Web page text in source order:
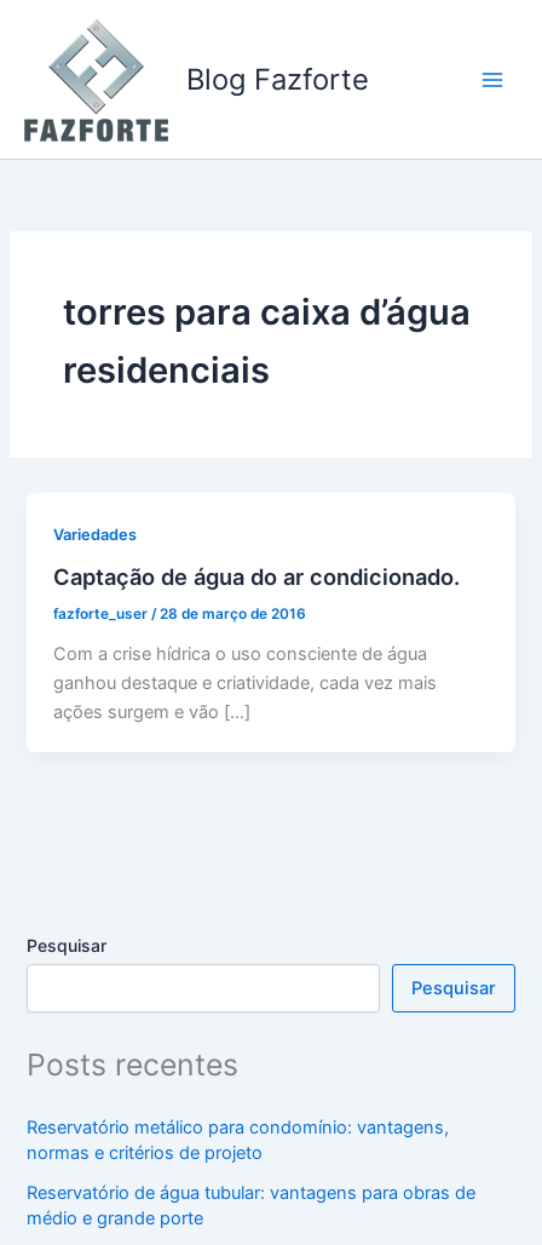
conteúdo
Blog Fazforte
torres para caixa d’água
residenciais
Variedades
Captação de água do ar condicionado.
fazforte_user /28 de março de 2016
Com a crise hídrica o uso consciente de água
ganhou destaque e criatividade, cada vez mais
ações surgem e vão […]
Pesquisar
Pesquisar
Posts recentes
Reservatório metálico para condomínio: vantagens,
normas e critérios de projeto
Reservatório de água tubular: vantagens para obras de
médio e grande porte